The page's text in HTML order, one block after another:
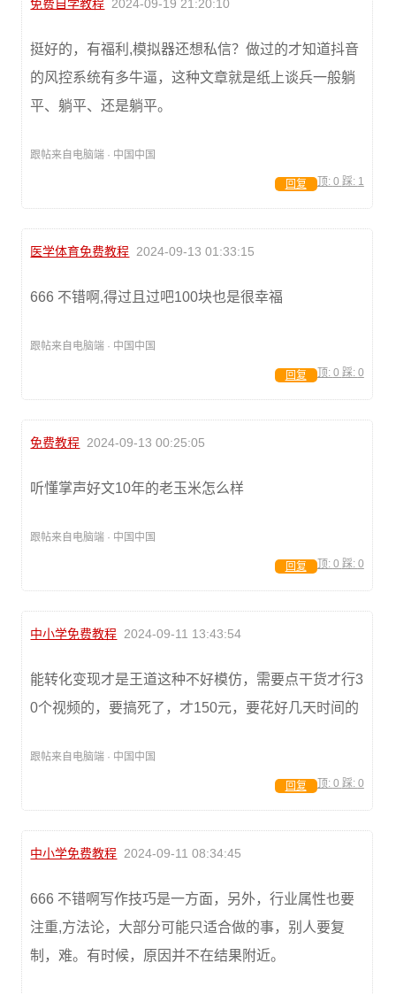
免费自学教程 2024-09-19 21:20:10
挺好的，有福利,模拟器还想私信？做过的才知道抖音
的风控系统有多牛逼，这种文章就是纸上谈兵一般躺
平、躺平、还是躺平。
跟帖来自电脑端 · 中国中国
顶: 0 踩: 1
回复
医学体育免费教程 2024-09-13 01:33:15
666 不错啊,得过且过吧100块也是很幸福
跟帖来自电脑端 · 中国中国
顶: 0 踩: 0
回复
免费教程 2024-09-13 00:25:05
听懂掌声好文10年的老玉米怎么样
跟帖来自电脑端 · 中国中国
顶: 0 踩: 0
回复
中小学免费教程 2024-09-11 13:43:54
能转化变现才是王道这种不好模仿，需要点干货才行3
0个视频的，要搞死了，才150元，要花好几天时间的
跟帖来自电脑端 · 中国中国
顶: 0 踩: 0
回复
中小学免费教程 2024-09-11 08:34:45
666 不错啊写作技巧是一方面，另外，行业属性也要
注重,方法论，大部分可能只适合做的事，别人要复
制，难。有时候，原因并不在结果附近。